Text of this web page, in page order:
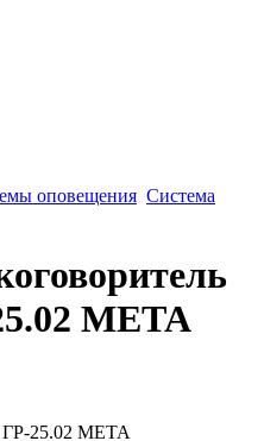
оповещения Система
МЕТА